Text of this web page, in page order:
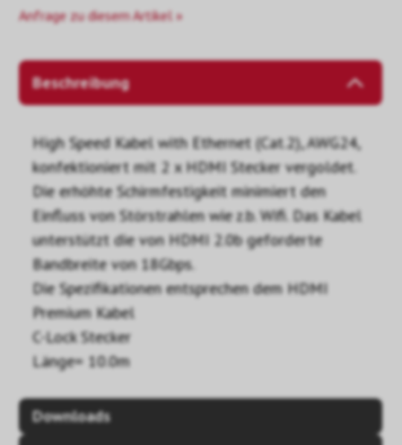
Anfrage zu diesem Artikel »
Beschreibung
High Speed Kabel with Ethernet (Cat.2), AWG24,
konfektioniert mit 2 x HDMI Stecker vergoldet.
Die erhöhte Schirmfestigkeit minimiert den
Einfluss von Störstrahlen wie z.b. Wifi. Das Kabel
unterstützt die von HDMI 2.0b geforderte
Bandbreite von 18Gbps.
Die Spezifikationen entsprechen dem HDMI
Premium Kabel
C-Lock Stecker
Länge= 10.0m
Downloads